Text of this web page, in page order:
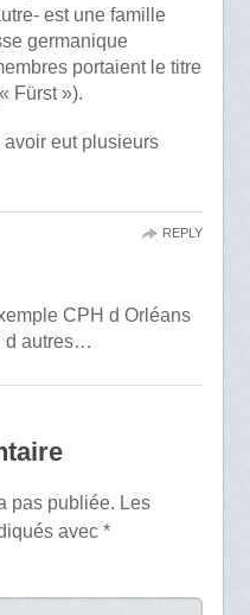
est une famille
germanique
portaient le titre
Fürst »).
eut plusieurs
CPH d Orléans
d autres…
REPLY
pas publiée. Les
avec *